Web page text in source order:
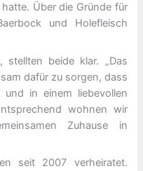
Über die Gründe für
und Holefleisch
stellten beide klar. „Das
dafür zu sorgen, dass
in einem liebevollen
wohnen wir
Zuhause in
seit 2007 verheiratet.